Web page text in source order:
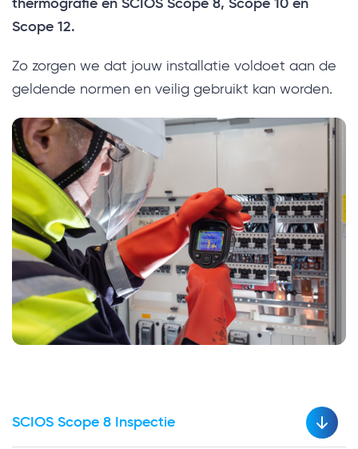
thermografie en SCIOS Scope 8, Scope 10 en
Scope 12.
Zo zorgen we dat jouw installatie voldoet aan de
geldende normen en veilig gebruikt kan worden.
SCIOS Scope 8 Inspectie